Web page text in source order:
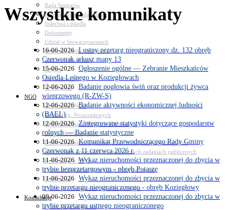
Rada Seniorów
Młodzieżowa Rada Gminy
Sołectwa i osiedla
Dokumenty
Udział w Stowarzyszeniach
Jednostki, spółki, instytucje
Zasłużeni dla gminy
Petycje
Język migowy
Współpraca
NGO
Aktualności NGO
Rejestr Org. Pozarządowych
Rada Działalności Pożytku Publicznego
Otwarte konkursy ofert
Dotacje udzielone z pominięciem otwartych konkursów ofert
Komunikaty organizacji o realizowanych zadaniach publicznych
Konsultacje z NGO
Centrum Wsparcia Organizacji Pozarządowych
Wolontariat
Procedury, formularze, pliki do pobrania
Konsultacje
Konsultacje społeczne
Wszystkie komunikaty
16-06-2026 I ustny przetarg nieograniczony dz. 132 obręb
Czerwonak arkusz mapy 13
15-06-2026 Ogłoszenie ogólne — Zebranie Mieszkańców
Osiedla Leśnego w Koziegłowach
12-06-2026 Badanie pogłowia świń oraz produkcji żywca
wieprzowego (R-ZW-S)
12-06-2026 Badanie aktywności ekonomicznej ludności
(BAEL)
12-06-2026 Zintegrowane statystyki dotyczące gospodarstw
rolnych — Badanie statystyczne
11-06-2026 Komunikat Przewodniczącego Rady Gminy
Czerwonak z 11 czerwca 2026 r.
11-06-2026 Wykaz nieruchomości przeznaczonej do zbycia w
trybie bezprzetargowym - obręb Potasze
11-06-2026 Wykaz nieruchomości przeznaczonej do zbycia w
trybie przetargu nieograniczonego - obręb Koziegłowy
09-06-2026 Wykaz nieruchomości przeznaczonej do zbycia w
trybie przetargu ustnego nieograniczonego